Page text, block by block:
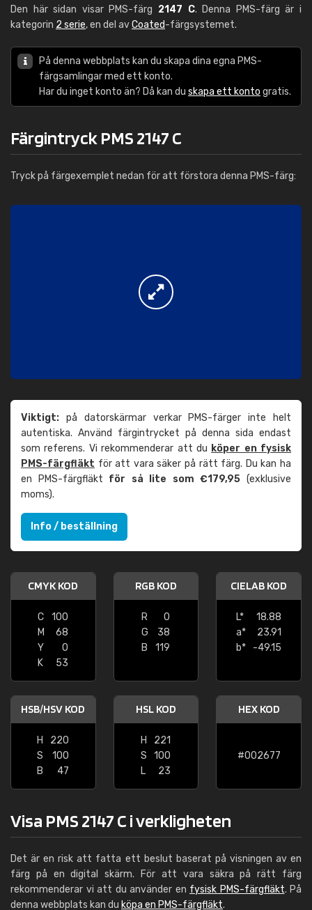
Den här sidan visar PMS-färg 2147 C. Denna PMS-färg är i
kategorin 2 serie, en del avCoated-färgsystemet.
På denna webbplats kan du skapa dina egna PMS-
färgsamlingar med ett konto.
Har du inget konto än? Då kan du skapa ett konto gratis.
Färgintryck PMS 2147 C
Tryck på färgexemplet nedan för att förstora denna PMS-färg:
Viktigt: på datorskärmar verkar PMS-färger inte helt
autentiska. Använd färgintrycket på denna sida endast
som referens. Vi rekommenderar att du köper en fysisk
PMS-färgfläkt för att vara säker på rätt färg. Du kan ha
en PMS-färgfläkt för så lite som €179,95 (exklusive
moms).
Info / beställning
CMYK KOD
C
100
M
68
Y
0
K
53
RGB KOD
R
0
G
38
B
119
CIELAB KOD
L*
18.88
a*
23.91
b*
-49.15
HSB/HSV KOD
H
220
S
100
B
47
HSL KOD
H
221
S
100
L
23
HEX KOD
#002677
Visa PMS 2147 C i verkligheten
Det är en risk att fatta ett beslut baserat på visningen av en
färg på en digital skärm. För att vara säkra på rätt färg
rekommenderar vi att du använder en fysisk PMS-färgfläkt. På
denna webbplats kan du köpa en PMS-färgfläkt.